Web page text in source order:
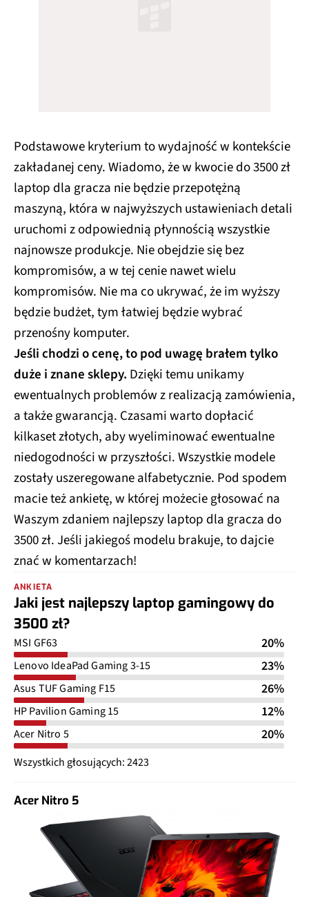
Podstawowe kryterium to wydajność w kontekście
zakładanej ceny. Wiadomo, że w kwocie do 3500 zł
laptop dla gracza nie będzie przepotężną
maszyną, która w najwyższych ustawieniach detali
uruchomi z odpowiednią płynnością wszystkie
najnowsze produkcje. Nie obejdzie się bez
kompromisów, a w tej cenie nawet wielu
kompromisów. Nie ma co ukrywać, że im wyższy
będzie budżet, tym łatwiej będzie wybrać
przenośny komputer.
Jeśli chodzi o cenę, to pod uwagę brałem tylko
duże i znane sklepy. Dzięki temu unikamy
ewentualnych problemów z realizacją zamówienia,
a także gwarancją. Czasami warto dopłacić
kilkaset złotych, aby wyeliminować ewentualne
niedogodności w przyszłości. Wszystkie modele
zostały uszeregowane alfabetycznie. Pod spodem
macie też ankietę, w której możecie głosować na
Waszym zdaniem najlepszy laptop dla gracza do
3500 zł. Jeśli jakiegoś modelu brakuje, to dajcie
znać w komentarzach!
ANKIETA
Jaki jest najlepszy laptop gamingowy do
3500 zł?
MSI GF63 20%
Lenovo IdeaPad Gaming 3-15 23%
Asus TUF Gaming F15 26%
HP Pavilion Gaming 15 12%
Acer Nitro 5 20%
Wszystkich głosujących: 2423
Acer Nitro 5